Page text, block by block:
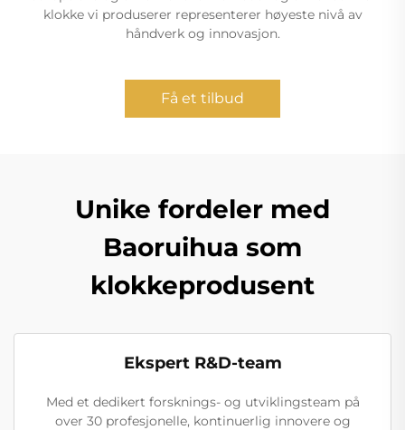
klokke vi produserer representerer høyeste nivå av
håndverk og innovasjon.
Få et tilbud
Unike fordeler med
Baoruihua som
klokkeprodusent
Ekspert R&D-team
Med et dedikert forsknings- og utviklingsteam på
over 30 profesjonelle, kontinuerlig innovere og